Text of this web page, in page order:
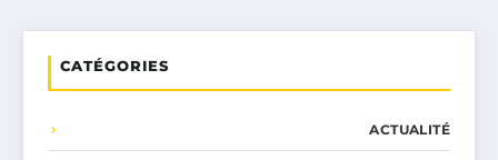
CATÉGORIES
ACTUALITÉ